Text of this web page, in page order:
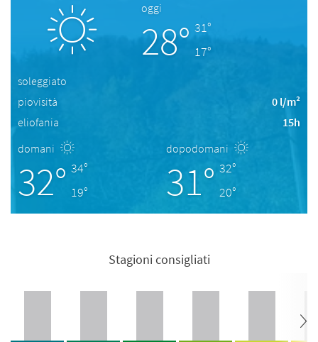
oggi
28° 31°
17°
soleggiato
piovisità
0 l/m²
eliofania
15h
domani
32° 34°
19°
dopodomani
31° 32°
20°
Stagioni consigliati